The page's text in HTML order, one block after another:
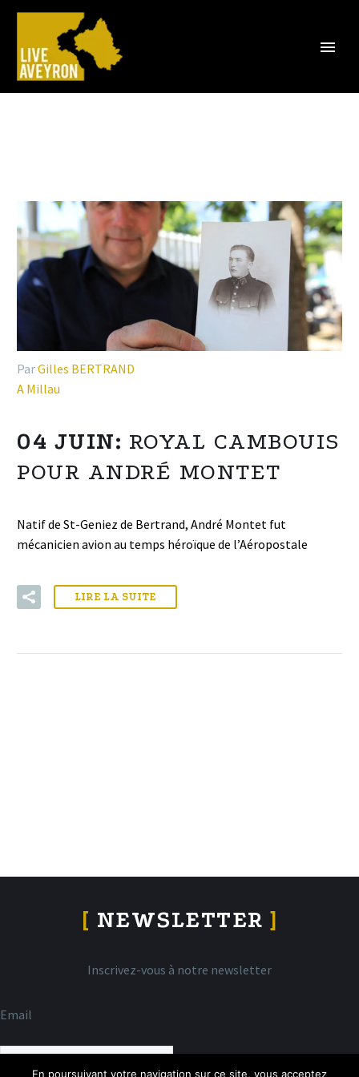
ParGilles BERTRAND
A Millau
04 JUIN: ROYAL CAMBOUIS
POUR ANDRÉ MONTET
Natif de St-Geniez de Bertrand, André Montet fut
mécanicien avion au temps héroïque de l’Aéropostale
LIRE LA SUITE
[ NEWSLETTER ]
Inscrivez-vous à notre newsletter
Email
En poursuivant votre navigation sur ce site, vous acceptez